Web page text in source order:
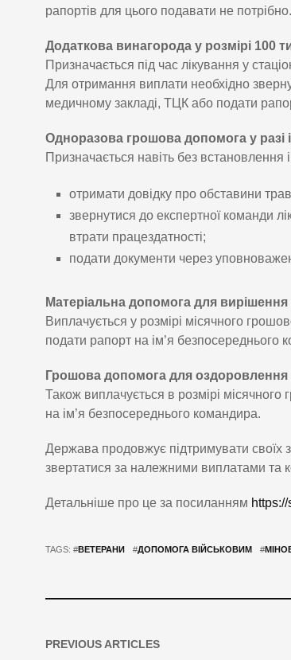
рапортів для цього подавати не потрібно.
Додаткова винагорода у розмірі 100
Призначається під час лікування у
Для отримання виплати необхідно
медичному закладі, ТЦК або подати
Одноразова грошова допомога у разі
Призначається навіть без встановлення
отримати довідку про обставини
звернутися до експертної команди
втрати працездатності;
подати документи через
Матеріальна допомога для
Виплачується у розмірі місячного
подати рапорт на ім’я безпосереднього
Грошова допомога для оздоровлення
Також виплачується в розмірі
на ім’я безпосереднього командира.
Держава продовжує підтримувати своїх
звертатися за належними виплатами та
Детальніше про це за посиланням
TAGS: #ВЕТЕРАНИ #ДОПОМОГА ВІЙСЬКОВИМ #
PREVIOUS ARTICLES